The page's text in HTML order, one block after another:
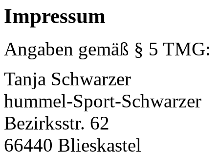
Impressum
Angaben gemäß § 5 TMG:
Tanja Schwarzer
hummel-Sport-Schwarzer
Bezirksstr. 62
66440 Blieskastel